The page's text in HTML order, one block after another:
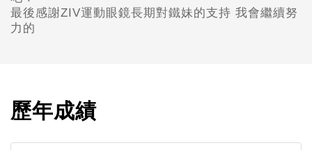
最後感謝ZIV運動眼鏡‬長期對鐵妹的支持 我會繼續努
力的
歷年成績